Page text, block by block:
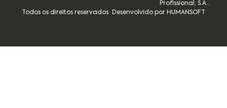
Profissional, S.A..
Todos os direitos reservados
Desenvolvido por HUMANSOFT